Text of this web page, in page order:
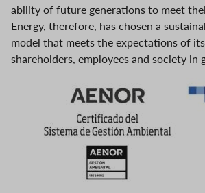
ability of future generations to meet
Energy, therefore, has chosen a
model that meets the expectations of
shareholders, employees and society in